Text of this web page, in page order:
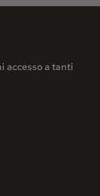
accesso a tanti